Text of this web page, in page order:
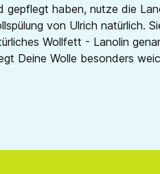
gepflegt haben, nutze die
von Ulrich natürlich.
Wollfett - Lanolin
Deine Wolle besonders